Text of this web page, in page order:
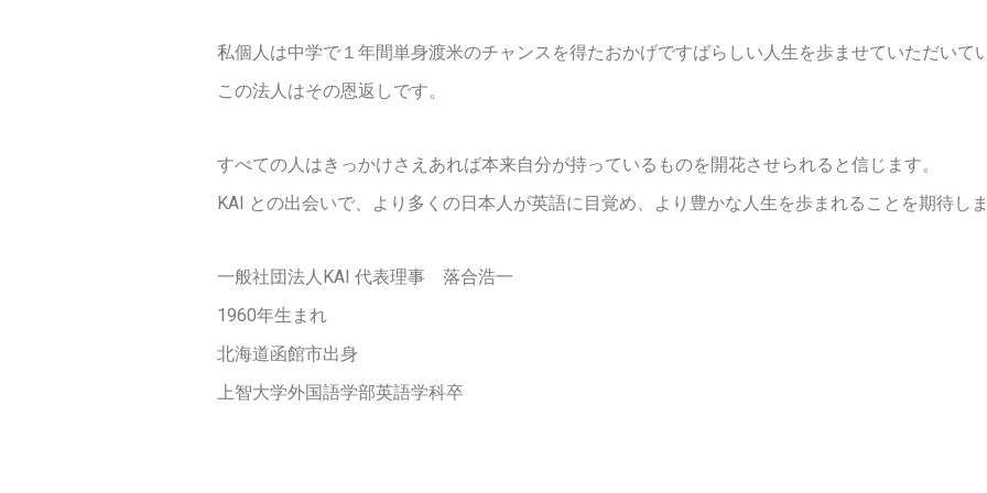
私個人は中学で１年間単身渡米のチャンスを得たおかげですばらしい人生を歩ませていただいて
この法人はその恩返しです。
すべての人はきっかけさえあれば本来自分が持っているものを開花させられると信じます。
KAI との出会いで、より多くの日本人が英語に目覚め、より豊かな人生を歩まれることを期待しま
一般社団法人KAI 代表理事 落合浩一
1960年生まれ
北海道函館市出身
上智大学外国語学部英語学科卒